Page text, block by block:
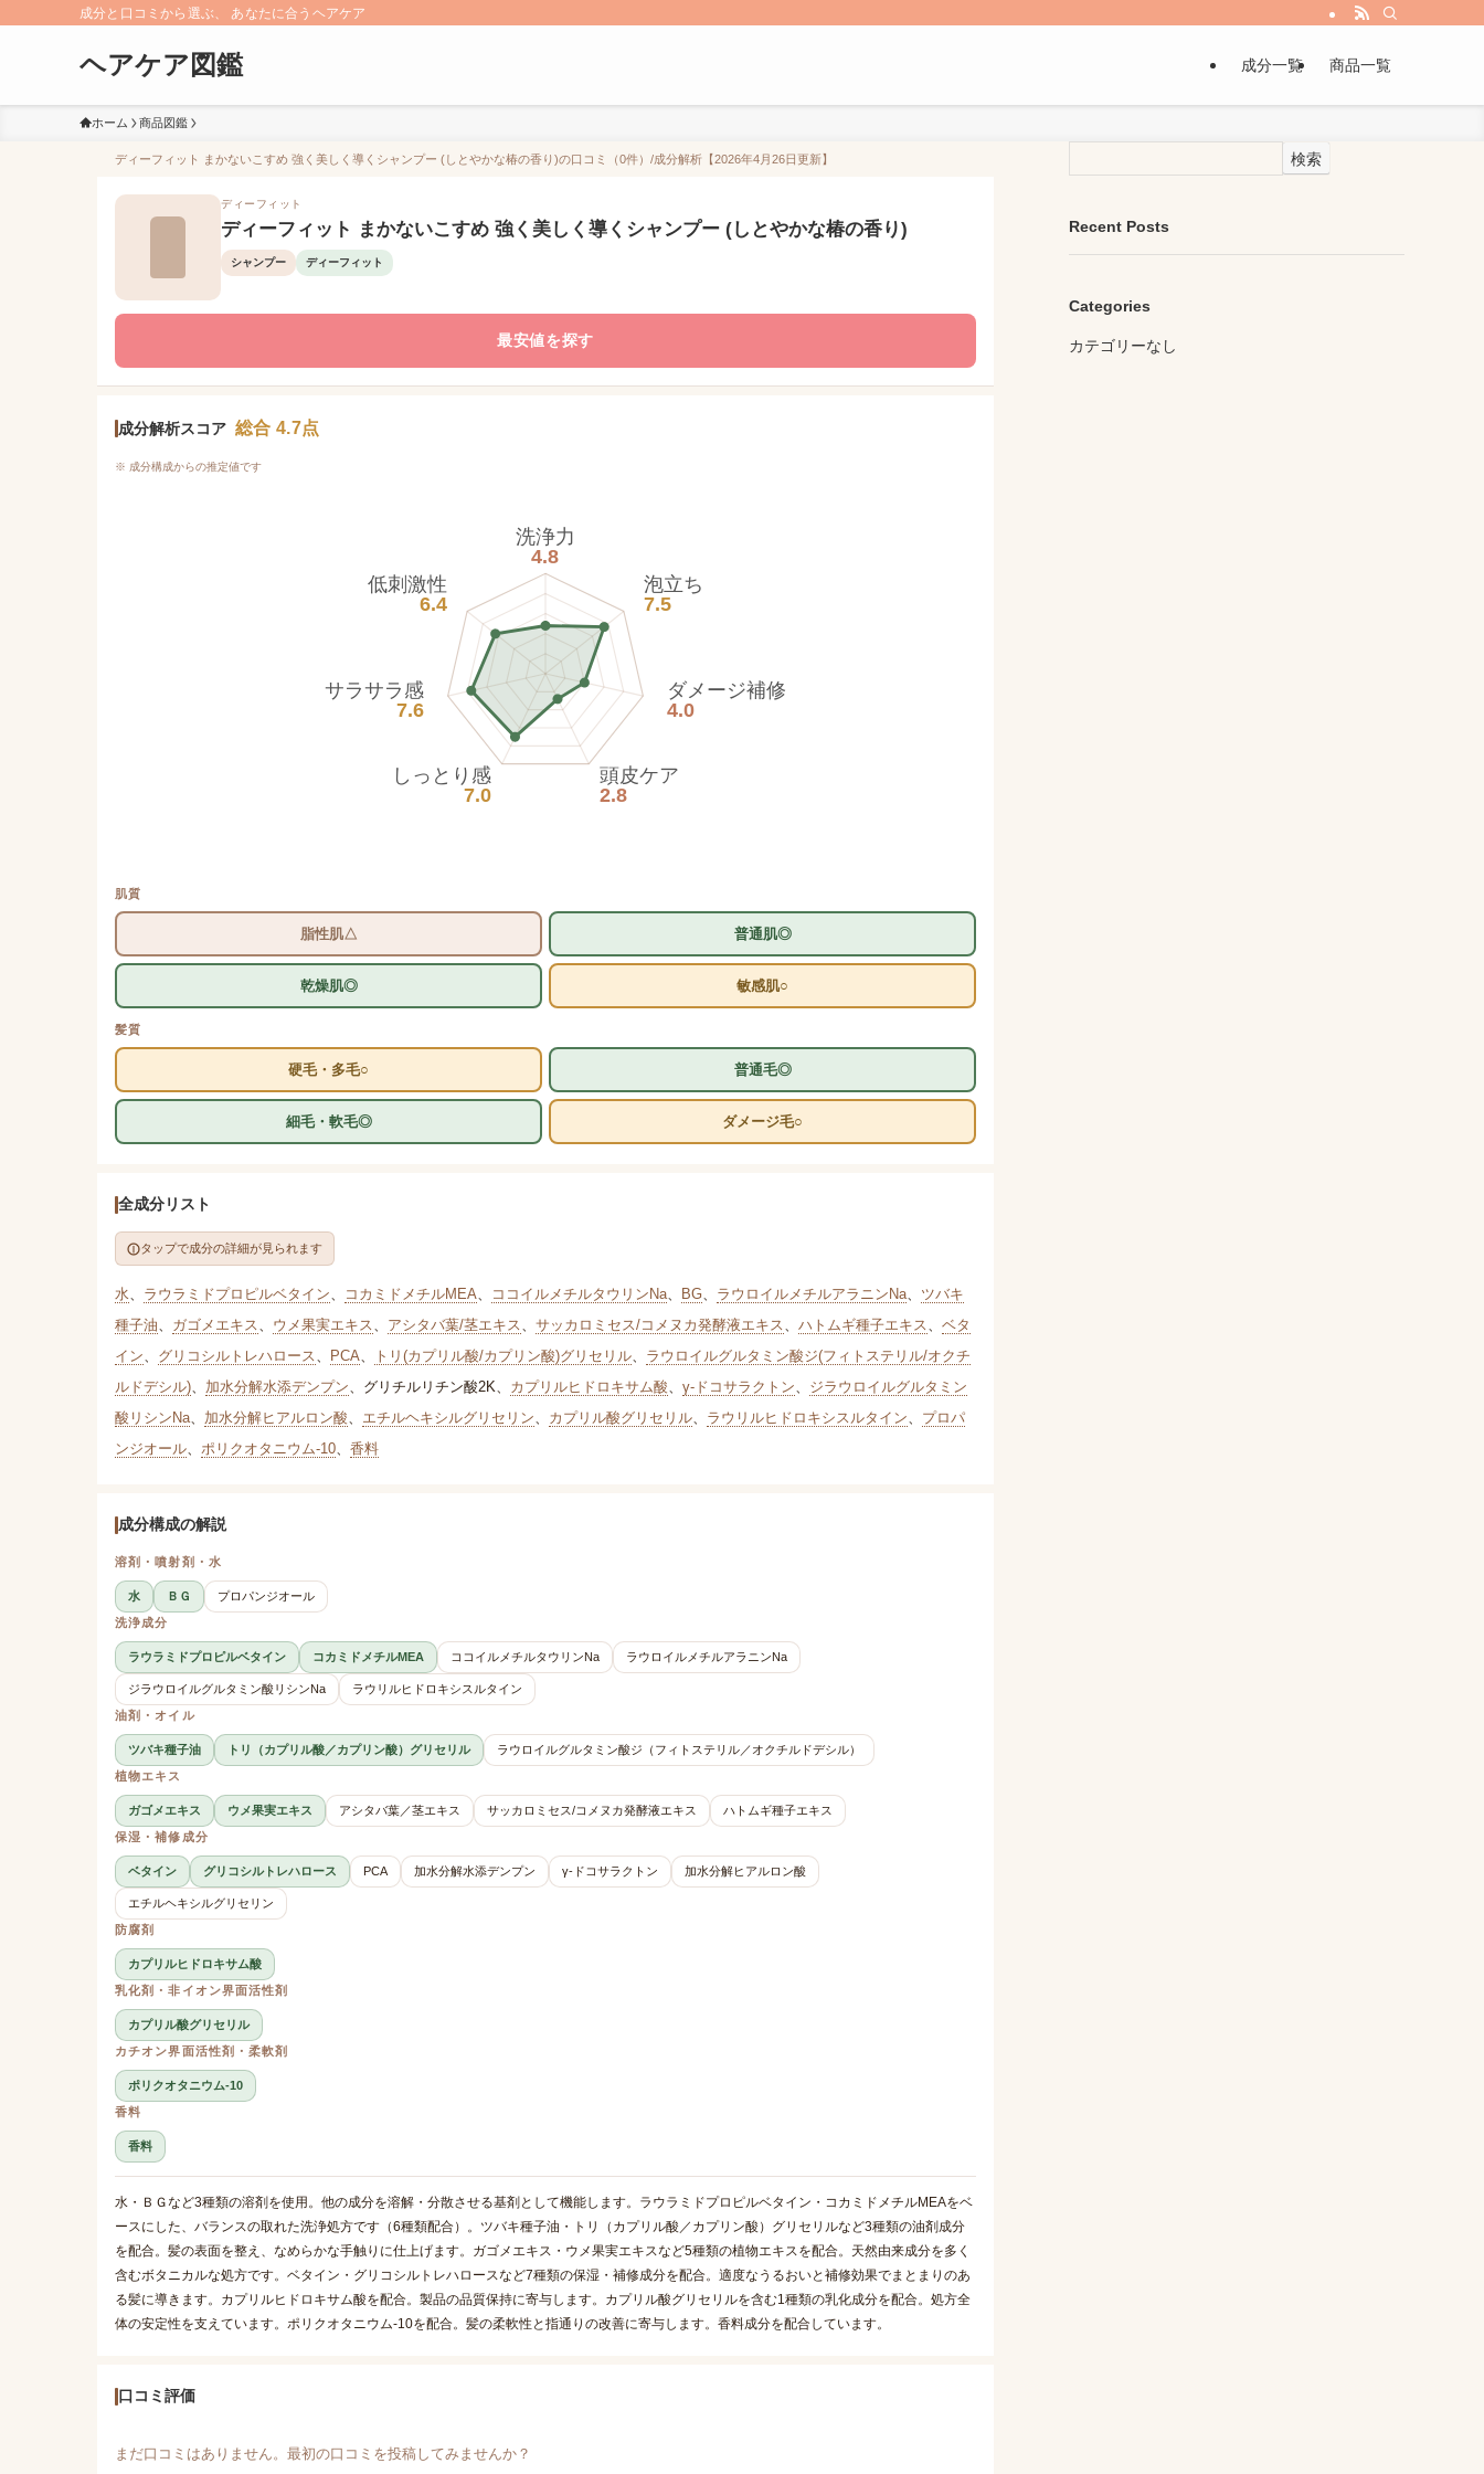
成分と口コミから選ぶ、 あなたに合うヘアケア
ヘアケア図鑑 成分一覧 商品一覧
ホーム 商品図鑑
ディーフィット まかないこすめ 強く美しく導くシャンプー (しとやかな椿の香り)の口コミ（0件）/成分解析【2026年4月26日更新】
ディーフィット
ディーフィット まかないこすめ 強く美しく導くシャンプー (しとやかな椿の香り)
シャンプー ディーフィット
最安値を探す
成分解析スコア 総合 4.7点
※ 成分構成からの推定値です
洗浄力
4.8
泡立ち
7.5
ダメージ補修
4.0
頭皮ケア
2.8
しっとり感
7.0
サラサラ感
7.6
低刺激性
6.4
肌質
脂性肌△ 普通肌◎
乾燥肌◎ 敏感肌○
髪質
硬毛・多毛○ 普通毛◎
細毛・軟毛◎ ダメージ毛○
全成分リスト
タップで成分の詳細が見られます
水、 ラウラミドプロピルベタイン、 コカミドメチルMEA、 ココイルメチルタウリンNa、 BG、 ラウロイルメチルアラニンNa、 ツバキ
種子油、 ガゴメエキス、 ウメ果実エキス、 アシタバ葉/茎エキス、 サッカロミセス/コメヌカ発酵液エキス、 ハトムギ種子エキス、 ベタ
イン、 グリコシルトレハロース、 PCA、 トリ(カプリル酸/カプリン酸)グリセリル、 ラウロイルグルタミン酸ジ(フィトステリル/オクチ
ルドデシル)、 加水分解水添デンプン、 グリチルリチン酸2K、 カプリルヒドロキサム酸、 γ-ドコサラクトン、 ジラウロイルグルタミン
酸リシンNa、 加水分解ヒアルロン酸、 エチルヘキシルグリセリン、 カプリル酸グリセリル、 ラウリルヒドロキシスルタイン、 プロパ
ンジオール、 ポリクオタニウム-10、 香料
成分構成の解説
溶剤・噴射剤・水
水 ＢＧ
プロパンジオール
洗浄成分
ラウラミドプロピルベタイン コカミドメチルMEA ココイルメチルタウリンNa ラウロイルメチルアラニンNa
ジラウロイルグルタミン酸リシンNa
ラウリルヒドロキシスルタイン
油剤・オイル
ツバキ種子油 トリ（カプリル酸／カプリン酸）グリセリル
ラウロイルグルタミン酸ジ（フィトステリル／オクチルドデシル）
植物エキス
ガゴメエキス ウメ果実エキス アシタバ葉／茎エキス サッカロミセス/コメヌカ発酵液エキス
ハトムギ種子エキス
保湿・補修成分
ベタイン グリコシルトレハロース PCA 加水分解水添デンプン γ-ドコサラクトン 加水分解ヒアルロン酸
エチルヘキシルグリセリン
防腐剤
カプリルヒドロキサム酸
乳化剤・非イオン界面活性剤
カプリル酸グリセリル
カチオン界面活性剤・柔軟剤
ポリクオタニウム-10
香料
香料
水・ＢＧなど3種類の溶剤を使用。他の成分を溶解・分散させる基剤として機能します。ラウラミドプロピルベタイン・コカミドメチルMEAをベ
ースにした、バランスの取れた洗浄処方です（6種類配合）。ツバキ種子油・トリ（カプリル酸／カプリン酸）グリセリルなど3種類の油剤成分
を配合。髪の表面を整え、なめらかな手触りに仕上げます。ガゴメエキス・ウメ果実エキスなど5種類の植物エキスを配合。天然由来成分を多く
含むボタニカルな処方です。ベタイン・グリコシルトレハロースなど7種類の保湿・補修成分を配合。適度なうるおいと補修効果でまとまりのあ
る髪に導きます。カプリルヒドロキサム酸を配合。製品の品質保持に寄与します。カプリル酸グリセリルを含む1種類の乳化成分を配合。処方全
体の安定性を支えています。ポリクオタニウム-10を配合。髪の柔軟性と指通りの改善に寄与します。香料成分を配合しています。
口コミ評価
まだ口コミはありません。最初の口コミを投稿してみませんか？
検索
Recent Posts
Categories
カテゴリーなし